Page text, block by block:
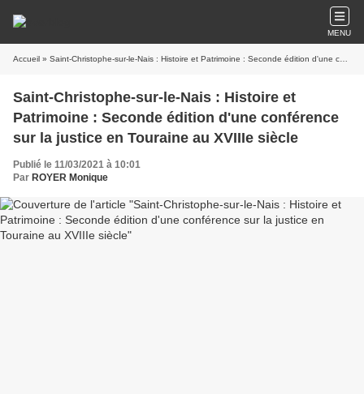
MENU
Accueil » Saint-Christophe-sur-le-Nais : Histoire et Patrimoine : Seconde édition d'une conférence sur la justice en Touraine au XVIIIe siècle
Saint-Christophe-sur-le-Nais : Histoire et
Patrimoine : Seconde édition d'une conférence
sur la justice en Touraine au XVIIIe siècle
Publié le 11/03/2021 à 10:01
Par ROYER Monique